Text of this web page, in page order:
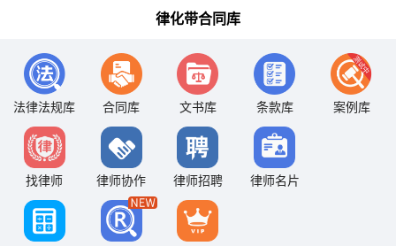
律化带合同库
法律法规库 合同库 文书库 条款库 案例库
找律师 律师协作 律师招聘 律师名片